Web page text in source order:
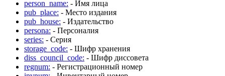
person_name: - Имя лица
pub_place: - Место издания
pub_house: - Издательство
persona: - Персоналия
series: - Серия
storage_code: - Шифр хранения
diss_council_code: - Шифр диссовета
regnum: - Регистрационный номер